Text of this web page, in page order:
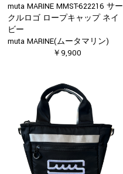
muta MARINE MMST-622216 サー
クルロゴ ロープキャップ ネイ
ビー
muta MARINE(ムータマリン)
￥9,900